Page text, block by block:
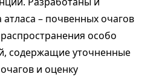
– почвенных очагов
особо
содержащие уточненные
и оценку